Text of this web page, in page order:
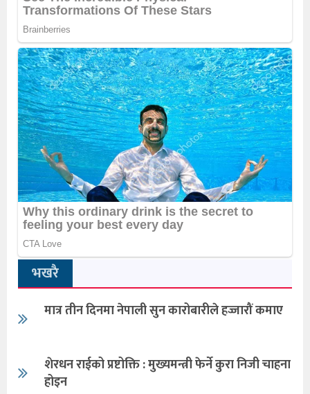
भखरै
मात्र तीन दिनमा नेपाली सुन कारोबारीले हज्जारौं कमाए
शेरधन राईको प्रष्टोक्ति : मुख्यमन्त्री फेर्ने कुरा निजी चाहना
होइन